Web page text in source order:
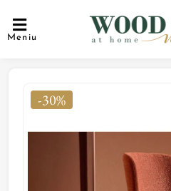
Meniu
-30%